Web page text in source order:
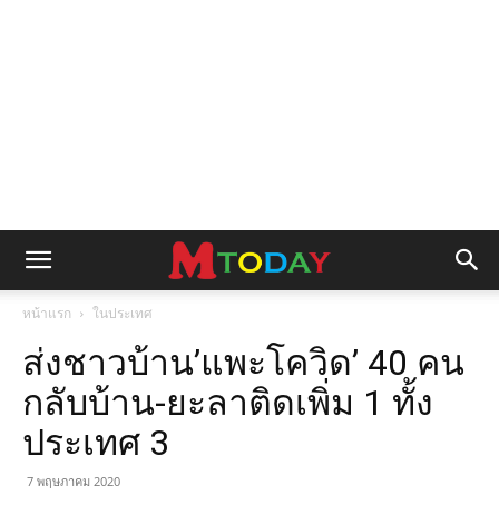
หน้าแรก ในประเทศ
ส่งชาวบ้าน’แพะโควิด’ 40 คน
กลับบ้าน-ยะลาติดเพิ่ม 1 ทั้ง
ประเทศ 3
7 พฤษภาคม 2020